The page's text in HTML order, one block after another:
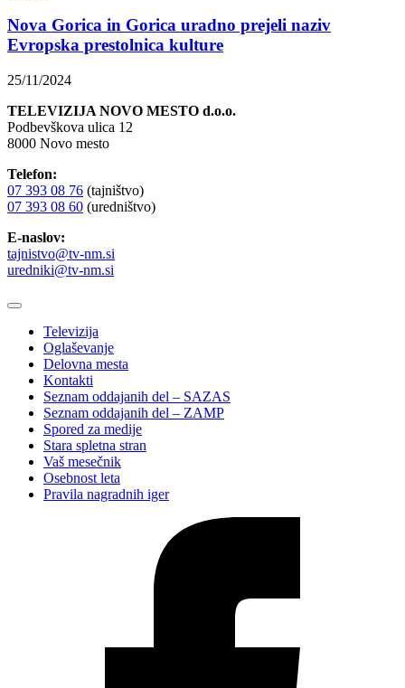
Nova Gorica in Gorica uradno prejeli naziv
Evropska prestolnica kulture
25/11/2024
TELEVIZIJA NOVO MESTO d.o.o.
Podbevškova ulica 12
8000 Novo mesto
Telefon:
07 393 08 76 (tajništvo)
07 393 08 60 (uredništvo)
E-naslov:
tajnistvo@tv-nm.si
uredniki@tv-nm.si
Televizija
Oglaševanje
Delovna mesta
Kontakti
Seznam oddajanih del – SAZAS
Seznam oddajanih del – ZAMP
Spored za medije
Stara spletna stran
Vaš mesečnik
Osebnost leta
Pravila nagradnih iger